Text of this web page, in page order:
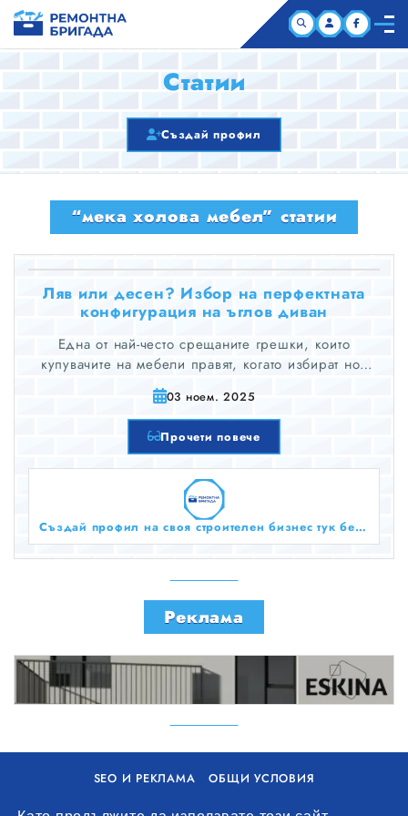
НАЧАЛО
КОМПАНИИ
ЗА НАС
Статии
Създай профил
“мека холова мебел” статии
Ляв или десен? Избор на перфектната
конфигурация на ъглов диван
Една от най-често срещаните грешки, които
купувачите на мебели правят, когато избират нов
ъглов диван за хола си, е да не проверят два пъти
дали им е необходим ляв или десен ъглов диван.
03 ноем. 2025
Прочети повече
Създай профил на своя строителен бизнес тук безплатно!
Реклама
SEO И РЕКЛАМА
ОБЩИ УСЛОВИЯ